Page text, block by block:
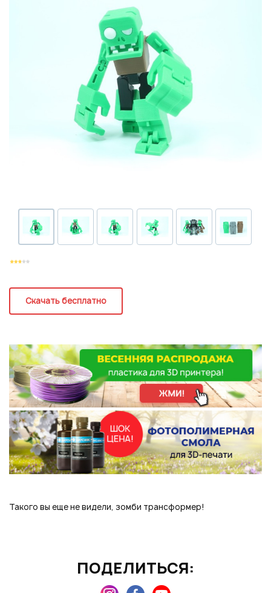
Скачать бесплатно
Такого вы еще не видели, зомби трансформер!
ПОДЕЛИТЬСЯ:
Накопительные скидки
Розыгрыши подарков
Доступ в закрытый клуб
ВОЙТИ ЧЕРЕЗ GOOGLE
Подписаться на новые возможности
Нажимая на кнопку "Отправить", вы даете согласие на обработку
Нажимая на кнопку "Отправить", вы даете согласие на обработку
персональных данных
Отправить
Нажимая на кнопку "Отправить", вы даете согласие на обработку
персональных данных
Или войти через соц сети
ВОЙТИ ЧЕРЕЗ GOOGLE
Отправить
Нажимая на кнопку "Отправить", вы даете согласие на обработку
персональных данных